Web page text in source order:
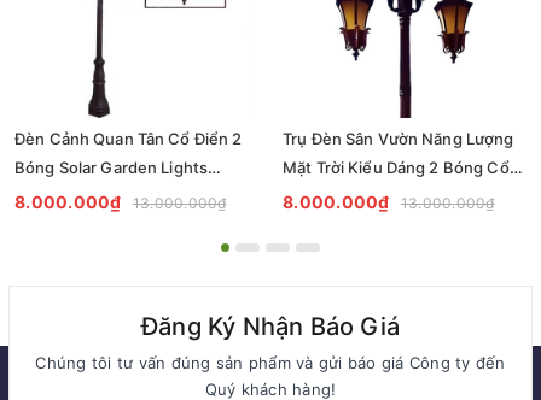
Đèn Cảnh Quan Tân Cổ Điển 2
Bóng Solar Garden Lights
ZALAA OEM ZSCV-004
8.000.000₫ 13.000.000₫
Trụ Đèn Sân Vườn Năng Lượng
Mặt Trời Kiểu Dáng 2 Bóng Cổ
Điển ZALAA OEM ZSCV-003
8.000.000₫ 13.000.000₫
Đăng Ký Nhận Báo Giá
Chúng tôi tư vấn đúng sản phẩm và gửi báo giá Công ty đến
Quý khách hàng!